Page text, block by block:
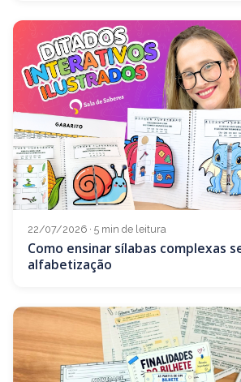
22/07/2026 · 5 min de leitura
Como ensinar sílabas complexas
alfabetização